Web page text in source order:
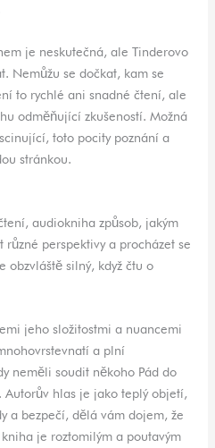
je neskutečná, ale Tinderovo
Nemůžu se dočkat, kam se
to rychlé ani snadné čtení, ale
odměňující zkušeností. Možná
toto pocity poznání a
stránkou.
audiokniha způsob, jakým
různé perspektivy a procházet se
obzvláště silný, když čtu o
jeho složitostmi a nuancemi
a plní
neměli soudit někoho Pád do
Autorův hlas je jako teplý objetí,
a bezpečí, dělá vám dojem, že
je roztomilým a poutavým